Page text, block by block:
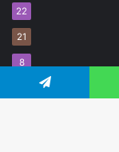
22
21
8
تيلقرام